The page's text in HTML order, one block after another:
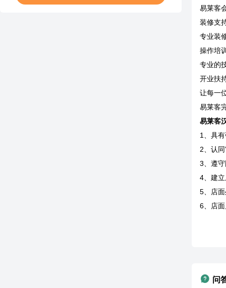
易莱客
装修支
专业装
操作培
专业的
开业扶
让每一
易莱客
易莱客
1、具
2、认
3、遵
4、建
5、店
6、店
问